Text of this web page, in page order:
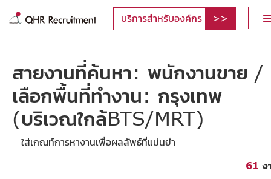
บริการสำหรับองค์กร
สายงานที่ค้นหา: พนักงานขาย /
เลือกพื้นที่ทำงาน: กรุงเทพ
(บริเวณใกล้BTS/MRT)
ใส่เกณท์การหางานเพื่อผลลัพธ์ที่แม่นยำ
61 ง